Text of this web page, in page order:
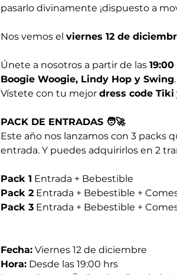
pasarlo divinamente ¡dispuesto a
Nos vemos el viernes 12 de
Únete a nosotros a partir de las
Boogie Woogie, Lindy Hop y Swing.
Vístete con tu mejor dress code Tiki
PACK DE ENTRADAS 🧑‍🚀
Este año nos lanzamos con 3 packs
entrada. Y puedes adquirirlos en 2
Pack 1 Entrada + Bebestible
Pack 2 Entrada + Bebestible +
Pack 3 Entrada + Bebestible +
Fecha: Viernes 12 de diciembre
Hora: Desde las 19:00 hrs